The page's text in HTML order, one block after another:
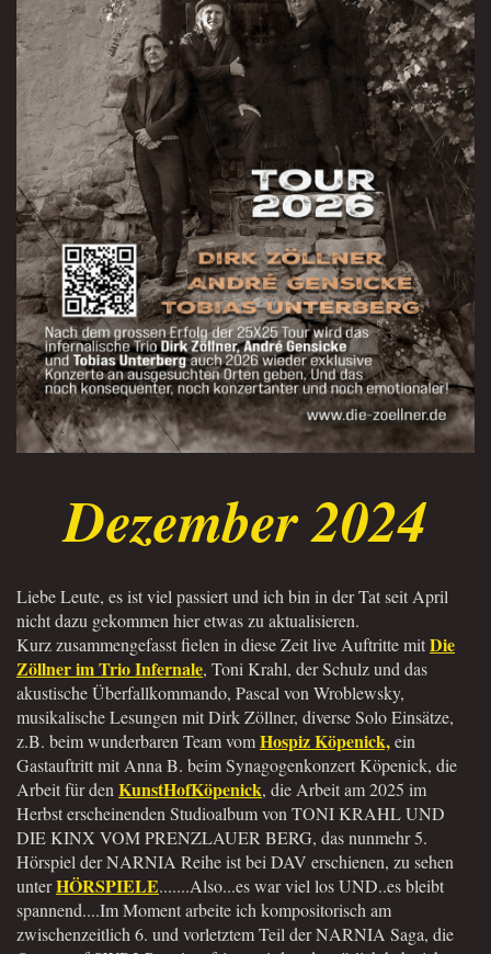
Dezember 2024
Liebe Leute, es ist viel passiert und ich bin in der Tat seit April
nicht dazu gekommen hier etwas zu aktualisieren.
Kurz zusammengefasst fielen in diese Zeit live Auftritte mitDie
Zöllner im Trio Infernale, Toni Krahl, der Schulz und das
akustische Überfallkommando, Pascal von Wroblewsky,
musikalische Lesungen mit Dirk Zöllner, diverse Solo Einsätze,
z.B. beim wunderbaren Team vomHospiz Köpenick,ein
Gastauftritt mit Anna B. beim Synagogenkonzert Köpenick, die
Arbeit für den KunstHofKöpenick, die Arbeit am 2025 im
Herbst erscheinenden Studioalbum von TONI KRAHL UND
DIE KINX VOM PRENZLAUER BERG, das nunmehr 5.
Hörspiel der NARNIA Reihe ist bei DAV erschienen, zu sehen
unterHÖRSPIELE.......Also...es war viel los UND..es bleibt
spannend....Im Moment arbeite ich kompositorisch am
zwischenzeitlich 6. und vorletztem Teil der NARNIA Saga, die